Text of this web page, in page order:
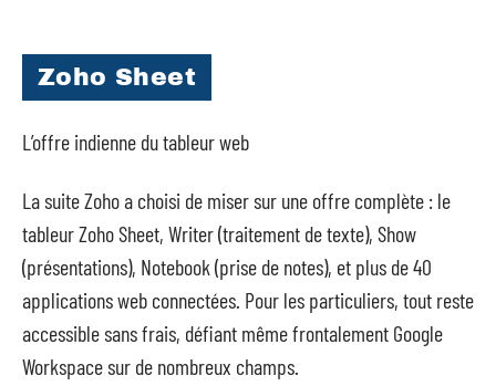
Zoho Sheet
L’offre indienne du tableur web
La suite Zoho a choisi de miser sur une offre complète : le
tableur Zoho Sheet, Writer (traitement de texte), Show
(présentations), Notebook (prise de notes), et plus de 40
applications web connectées. Pour les particuliers, tout reste
accessible sans frais, défiant même frontalement Google
Workspace sur de nombreux champs.